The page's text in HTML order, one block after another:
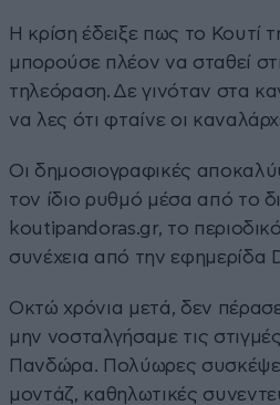
Η κρίση έδειξε πως το Κουτί
μπορούσε πλέον να σταθεί
τηλεόραση. Δε γινόταν στα
να λες ότι φταίνε οι
Οι δημοσιογραφικές
τον ίδιο ρυθμό μέσα από το
koutipandoras.gr, το
συνέχεια από την εφημερίδα
Οκτώ χρόνια μετά, δεν
μην νοσταλγήσαμε τις
Πανδώρα. Πολύωρες
μοντάζ, καθηλωτικές